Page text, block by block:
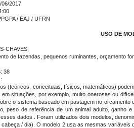
06/2017
/ EAJ / UFRN
USO DE
CHAVES:
de fazendas, pequenos ruminantes, orçamento
38
(teóricos, conceituais, físicos, matemáticos)
em situações, por exemplo, muito onerosas ou
o sistema baseado em pastagem no
peso de referência de um animal adulto, ganho
dados . Foram utilizados dois modelos,
/ dia). O modelo 2 usa as mesmas variáveis